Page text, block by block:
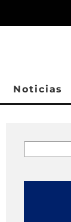
Noticias